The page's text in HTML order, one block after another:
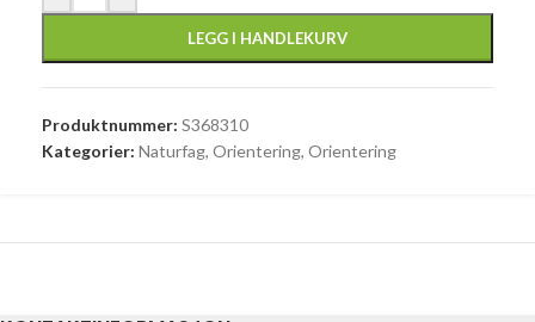
LEGG I HANDLEKURV
Produktnummer: S368310
Kategorier: Naturfag, Orientering, Orientering